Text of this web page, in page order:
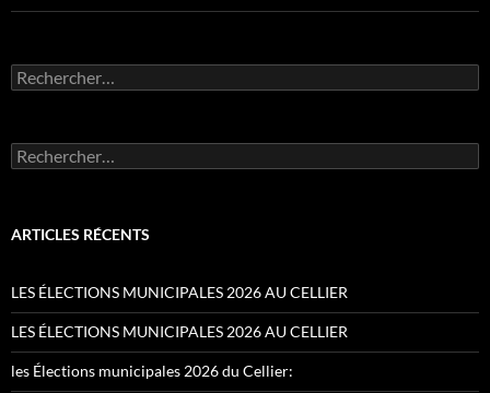
Rechercher :
Rechercher :
ARTICLES RÉCENTS
LES ÉLECTIONS MUNICIPALES 2026 AU CELLIER
LES ÉLECTIONS MUNICIPALES 2026 AU CELLIER
les Élections municipales 2026 du Cellier: